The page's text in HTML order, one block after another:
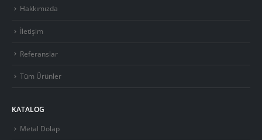
Hakkımızda
İletişim
Referanslar
Tüm Ürünler
KATALOG
Metal Dolap